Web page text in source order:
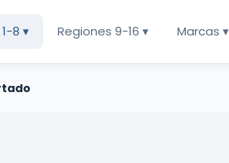
8 ▾ Regiones 9-16 ▾ Marcas ▾